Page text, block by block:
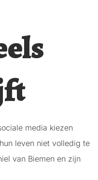
media kiezen
leven niet volledig te
van Biemen en zijn